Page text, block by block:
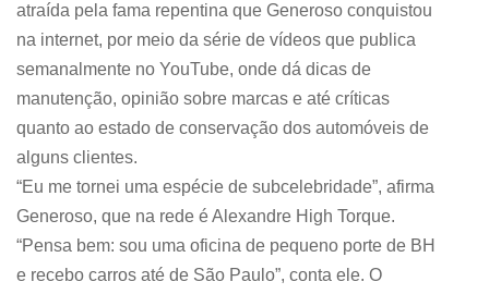
atraída pela fama repentina que Generoso conquistou
na internet, por meio da série de vídeos que publica
semanalmente no YouTube, onde dá dicas de
manutenção, opinião sobre marcas e até críticas
quanto ao estado de conservação dos automóveis de
alguns clientes.
“Eu me tornei uma espécie de subcelebridade”, afirma
Generoso, que na rede é Alexandre High Torque.
“Pensa bem: sou uma oficina de pequeno porte de BH
e recebo carros até de São Paulo”, conta ele. O